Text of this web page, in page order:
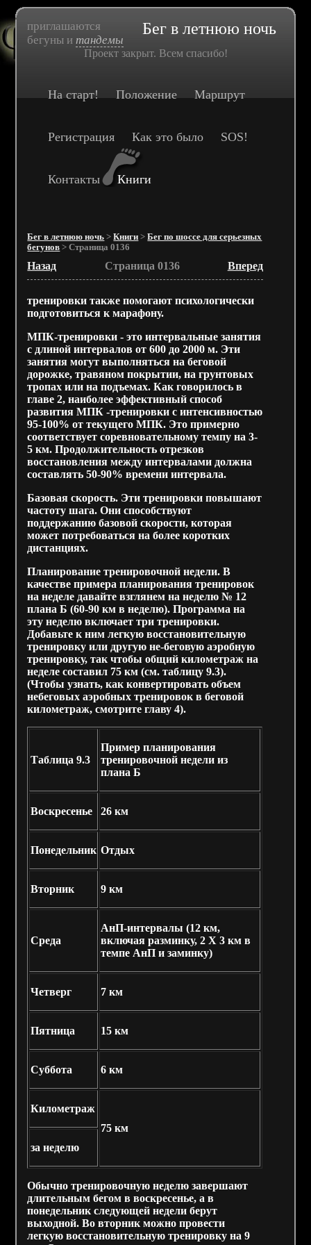
приглашаются
бегуны итандемы
Бег в летнюю ночь
Проект закрыт. Всем спасибо!
На старт! Положение Маршрут
Регистрация Как это было SOS!
Контакты Книги
Бег в летнюю ночь >Книги >Бег по шоссе для серьезных
бегунов > Страница 0136
Назад Страница 0136 Вперед
тренировки также помогают психологически
подготовиться к марафону.
МПК-тренировки - это интервальные занятия
с длиной интервалов от 600 до 2000 м. Эти
занятия могут выполняться на беговой
дорожке, травяном покрытии, на грунтовых
тропах или на подъемах. Как говорилось в
главе 2, наиболее эффективный способ
развития МПК -тренировки с интенсивностью
95-100% от текущего МПК. Это примерно
соответствует соревновательному темпу на 3-
5 км. Продолжительность отрезков
восстановления между интервалами должна
составлять 50-90% времени интервала.
Базовая скорость. Эти тренировки повышают
частоту шага. Они способствуют
поддержанию базовой скорости, которая
может потребоваться на более коротких
дистанциях.
Планирование тренировочной недели. В
качестве примера планирования тренировок
на неделе давайте взглянем на неделю № 12
плана Б (60-90 км в неделю). Программа на
эту неделю включает три тренировки.
Добавьте к ним легкую восстановительную
тренировку или другую не-беговую аэробную
тренировку, так чтобы общий километраж на
неделе составил 75 км (см. таблицу 9.3).
(Чтобы узнать, как конвертировать объем
небеговых аэробных тренировок в беговой
километраж, смотрите главу 4).
Таблица 9.3
Пример планирования
тренировочной недели из
плана Б
Воскресенье 26 км
Понедельник Отдых
Вторник 9 км
Среда
АнП-интервалы (12 км,
включая разминку, 2 X 3 км в
темпе АнП и заминку)
Четверг 7 км
Пятница 15 км
Суббота 6 км
Километраж
75 км
за неделю
Обычно тренировочную неделю завершают
длительным бегом в воскресенье, а в
понедельник следующей недели берут
выходной. Во вторник можно провести
легкую восстановительную тренировку на 9